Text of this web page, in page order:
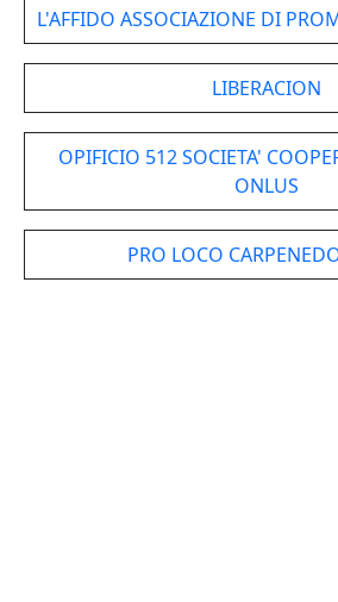
L'AFFIDO ASSOCIAZIONE DI
LIBERACION
OPIFICIO 512 SOCIETA'
ONLUS
PRO LOCO